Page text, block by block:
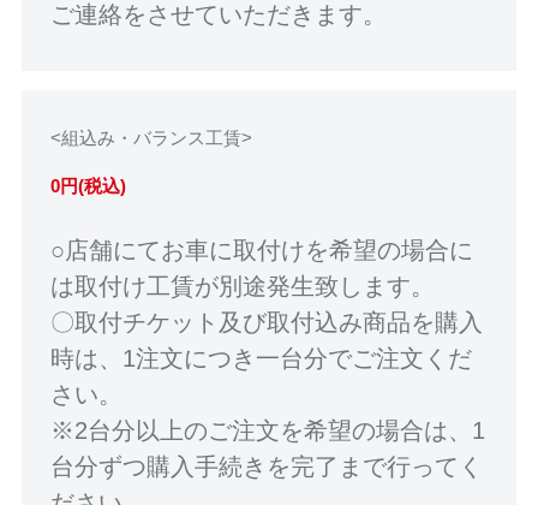
ご連絡をさせていただきます。
<組込み・バランス工賃>
0円(税込)
○店舗にてお車に取付けを希望の場合に
は取付け工賃が別途発生致します。
〇取付チケット及び取付込み商品を購入
時は、1注文につき一台分でご注文くだ
さい。
※2台分以上のご注文を希望の場合は、1
台分ずつ購入手続きを完了まで行ってく